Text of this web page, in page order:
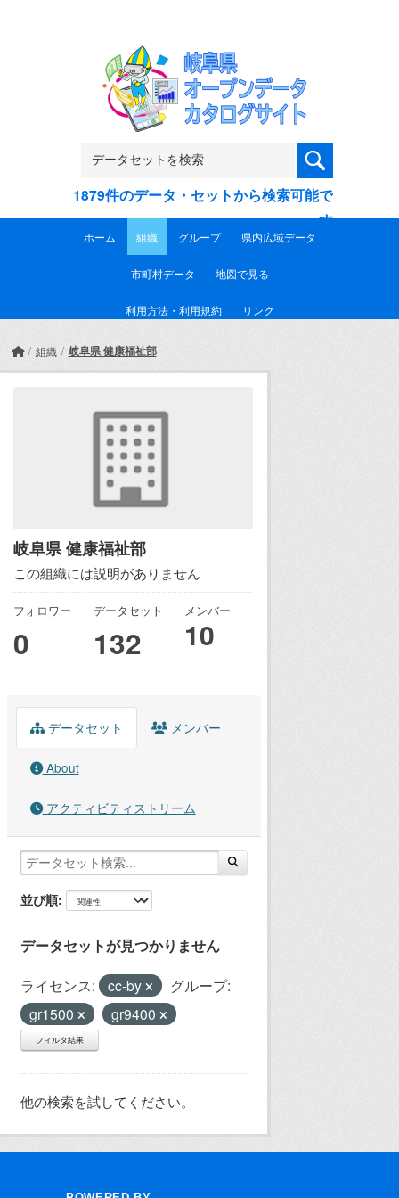
1879件のデータ・セットから検索可能で
す
ホーム 組織 グループ 県内広域データ
市町村データ 地図で見る
利用方法・利用規約 リンク
組織 岐阜県 健康福祉部
岐阜県 健康福祉部
この組織には説明がありません
フォロワー
0
データセット
132
メンバー
10
データセット メンバー
About
アクティビティストリーム
並び順
データセットが見つかりません
ライセンス: cc-by
グループ:
gr1500
gr9400
フィルタ結果
他の検索を試してください。